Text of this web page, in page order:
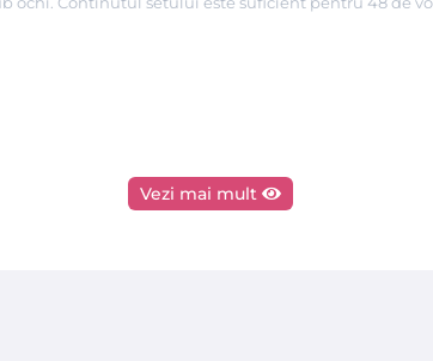
Vezi mai mult